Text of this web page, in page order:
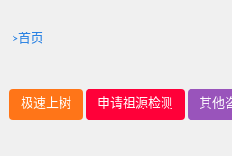
>首页
极速上树 申请祖源检测 其他